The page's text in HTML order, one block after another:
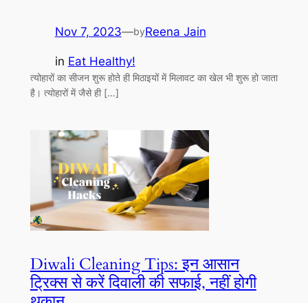
Nov 7, 2023—byReena Jain
in Eat Healthy!
त्योहारों का सीजन शुरू होते ही मिठाइयों में मिलावट का खेल भी शुरू हो जाता
है। त्योहारों में जैसे ही […]
Diwali Cleaning Tips: इन आसान
ट्रिक्स से करें दिवाली की सफाई, नहीं होगी